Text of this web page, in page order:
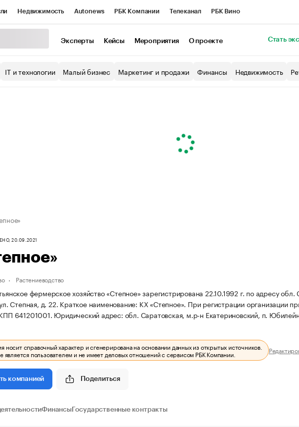
Недвижимость Autonews РБК Компании Телеканал РБК Вино
Экономика Бизнес
Эксперты Кейсы Мероприятия О проекте Стать
IT и технологии Малый бизнес Маркетинг и продажи Финансы Недвижимость
20.09.2021
Растениеводство
фермерское хозяйство «Степное» зарегистрирована 22.10.1992 г. по адресу
Степная, д. 22. Краткое наименование: КХ «Степное». При регистрации организации
641201001. Юридический адрес: обл. Саратовская, м.р-н Екатериновский, п.
носит справочный характер и сгенерирована на основании данных из открытых источников.
является пользователем и не имеет деловых отношений с сервисом РБК Компании.
компанией Поделиться
ФинансыГосударственные контракты